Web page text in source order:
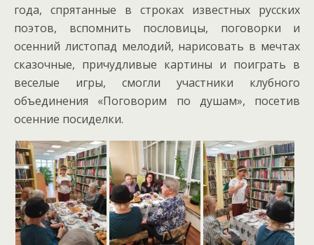
года, спрятанные в строках известных русских
поэтов, вспомнить пословицы, поговорки и
осенний листопад мелодий, нарисовать в мечтах
сказочные, причудливые картины и поиграть в
веселые игры, смогли участники клубного
объединения «Поговорим по душам», посетив
осенние посиделки.